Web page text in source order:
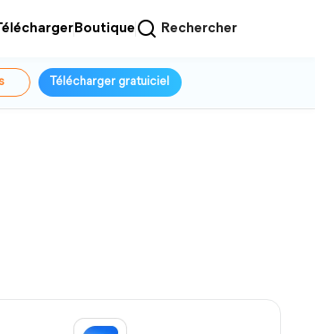
Boutique Rechercher
Télécharger gratuiciel